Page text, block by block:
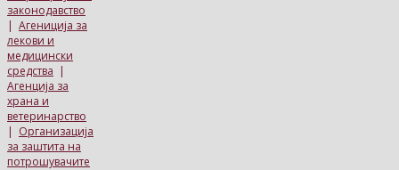
законодавство
| Агениција за
лекови и
медицински
средства |
Агенција за
храна и
ветеринарство
| Организација
за заштита на
потрошувачите